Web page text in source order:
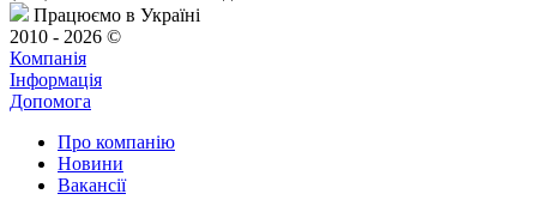
Працюємо в Україні
2010 - 2026 ©
Компанія
Інформація
Допомога
Про компанію
Новини
Вакансії